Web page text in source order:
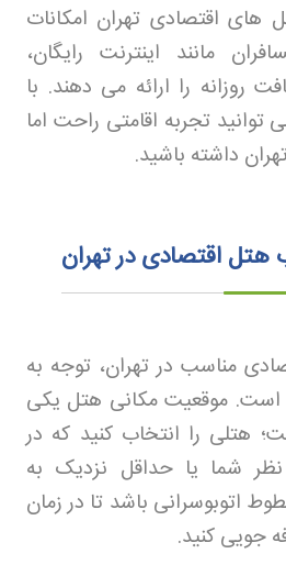
های اقتصادی تهران امکانات
مانند اینترنت رایگان،
روزانه را ارائه می دهند. با
توانید تجربه اقامتی راحت اما
داشته باشید.
هتل اقتصادی در تهران
مناسب در تهران، توجه به
است. موقعیت مکانی هتل یکی
هتلی را انتخاب کنید که در
شما یا حداقل نزدیک به
اتوبوسرانی باشد تا در زمان
جویی کنید.